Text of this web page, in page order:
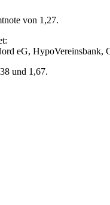
von 1,27.
eG, HypoVereinsbank,
und 1,67.